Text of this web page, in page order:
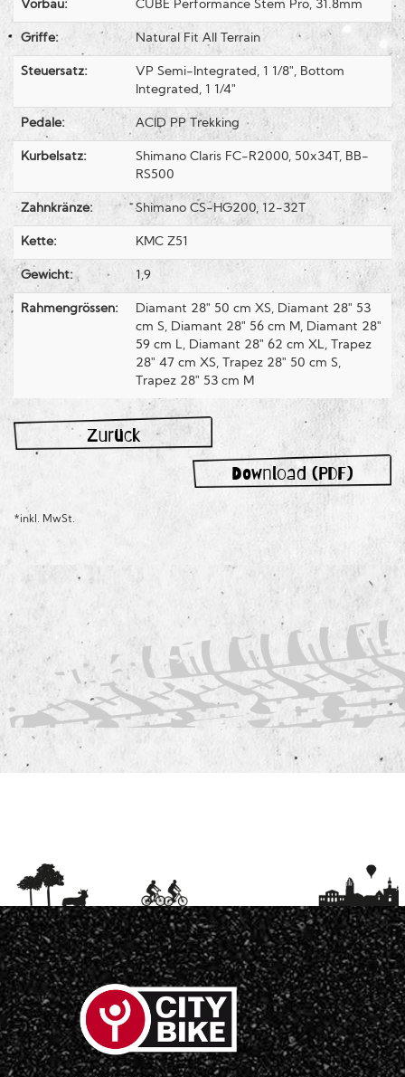
Vorbau: CUBE Performance Stem Pro, 31.8mm
Griffe: Natural Fit All Terrain
Steuersatz:
VP Semi-Integrated, 1 1/8", Bottom
Integrated, 1 1/4"
Pedale: ACID PP Trekking
Kurbelsatz:
Shimano Claris FC-R2000, 50x34T, BB-
RS500
Zahnkränze: Shimano CS-HG200, 12-32T
Kette: KMC Z51
Gewicht: 1,9
Rahmengrössen:
Diamant 28" 50 cm XS, Diamant 28" 53
cm S, Diamant 28" 56 cm M, Diamant 28"
59 cm L, Diamant 28" 62 cm XL, Trapez
28" 47 cm XS, Trapez 28" 50 cm S,
Trapez 28" 53 cm M
Zurück
Download (PDF)
*inkl. MwSt.